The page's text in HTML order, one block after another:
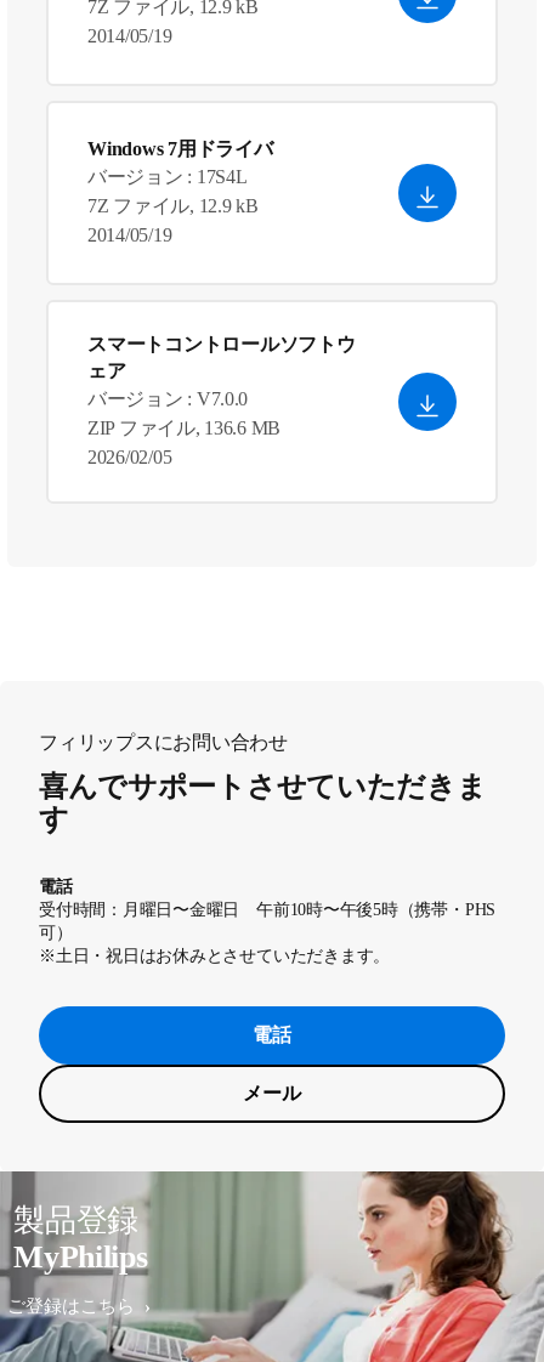
7Z ファイル, 12.9 kB
2014/05/19
Windows 7用ドライバ
バージョン : 17S4L
7Z ファイル, 12.9 kB
2014/05/19
スマートコントロールソフトウ
ェア
バージョン : V7.0.0
ZIP ファイル, 136.6 MB
2026/02/05
フィリップスにお問い合わせ
喜んでサポートさせていただきま
す
電話
受付時間：月曜日〜金曜日 午前10時〜午後5時（携帯・PHS
可）
※土日・祝日はお休みとさせていただきます。
電話
メール
製品登録
MyPhilips
ご登録はこちら